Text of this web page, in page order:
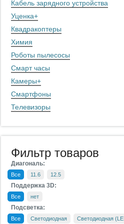
Кабель зарядного устройства
Уценка+
Квадракоптеры
Химия
Роботы пылесосы
Смарт часы
Камеры+
Смартфоны
Телевизоры
Фильтр товаров
Диагональ:
Все 11.6 12.5
Поддержка 3D:
Все нет
Подсветка:
Все Светодиодная Светодиодная